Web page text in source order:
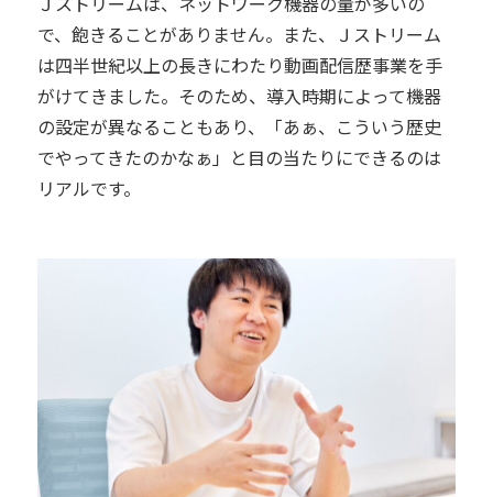
で、飽きることがありません。また、Ｊストリーム
は四半世紀以上の長きにわたり動画配信歴事業を手
がけてきました。そのため、導入時期によって機器
の設定が異なることもあり、「あぁ、こういう歴史
でやってきたのかなぁ」と目の当たりにできるのは
リアルです。